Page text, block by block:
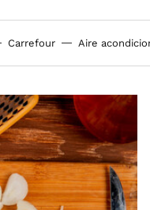
Carrefour Aire